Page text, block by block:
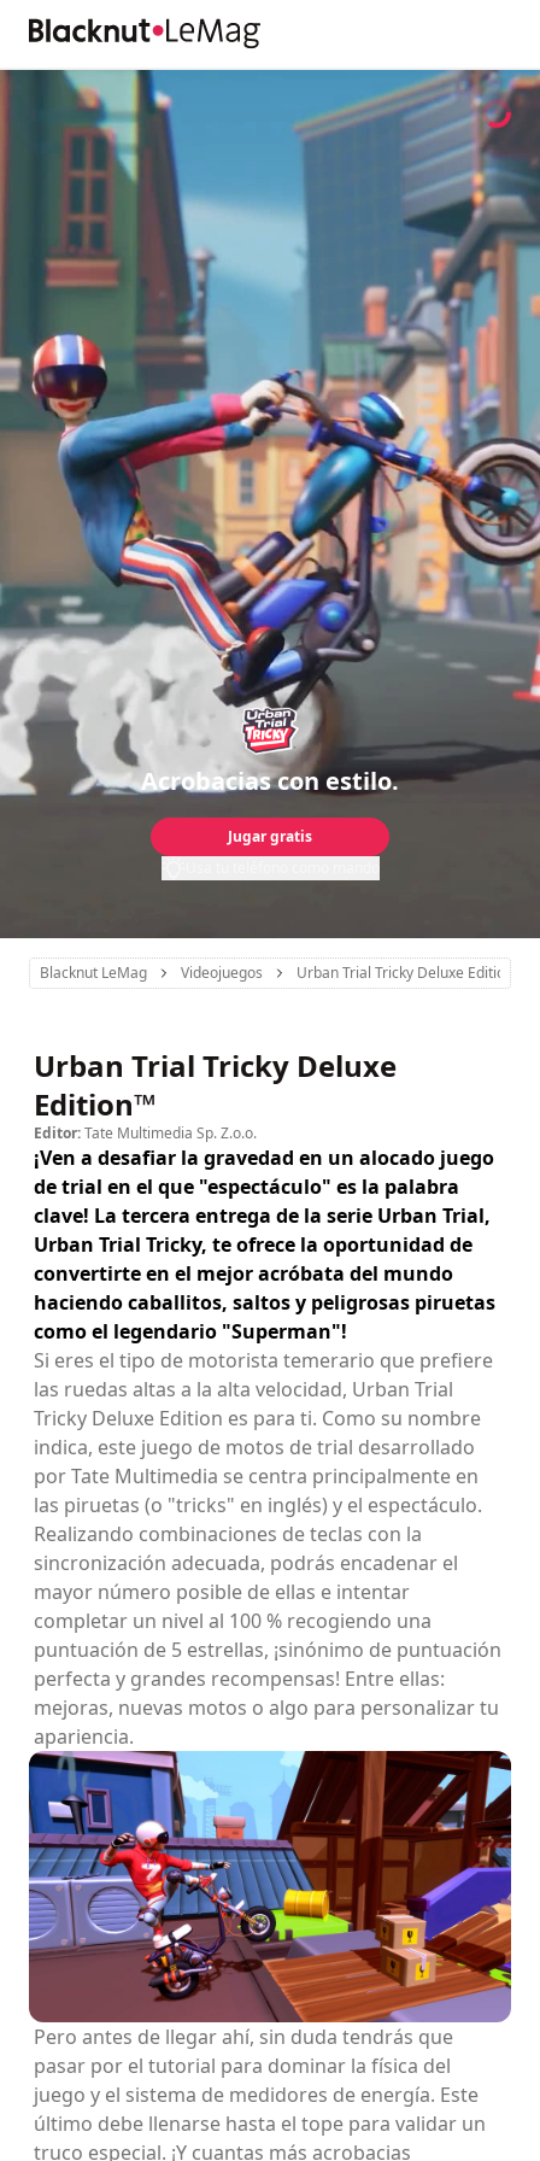
Acrobacias con estilo.
Jugar gratis
Blacknut LeMag Videojuegos Urban Trial Tricky Deluxe Edition™
Urban Trial Tricky Deluxe
Edition™
Editor:Tate Multimedia Sp. Z.o.o.
¡Ven a desafiar la gravedad en un alocado juego
de trial en el que "espectáculo" es la palabra
clave! La tercera entrega de la serie Urban Trial,
Urban Trial Tricky, te ofrece la oportunidad de
convertirte en el mejor acróbata del mundo
haciendo caballitos, saltos y peligrosas piruetas
como el legendario "Superman"!
Si eres el tipo de motorista temerario que prefiere
las ruedas altas a la alta velocidad, Urban Trial
Tricky Deluxe Edition es para ti. Como su nombre
indica, este juego de motos de trial desarrollado
por Tate Multimedia se centra principalmente en
las piruetas (o "tricks" en inglés) y el espectáculo.
Realizando combinaciones de teclas con la
sincronización adecuada, podrás encadenar el
mayor número posible de ellas e intentar
completar un nivel al 100 % recogiendo una
puntuación de 5 estrellas, ¡sinónimo de puntuación
perfecta y grandes recompensas! Entre ellas:
mejoras, nuevas motos o algo para personalizar tu
apariencia.
Pero antes de llegar ahí, sin duda tendrás que
pasar por el tutorial para dominar la física del
juego y el sistema de medidores de energía. Este
último debe llenarse hasta el tope para validar un
truco especial. ¡Y cuantas más acrobacias